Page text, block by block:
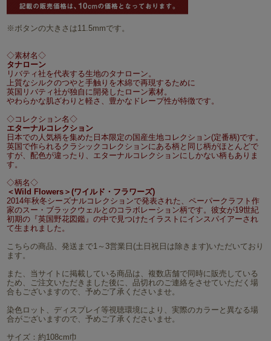
※ボタンの大きさは11.5mmです。
◇素材名◇
タナローン
リバティ社を代表する生地のタナローン。
上質なシルクのつやと手触りを木綿で再現するために
英国リバティ社が独自に開発したローン素材。
やわらかな肌ざわりと軽さ、豊かなドレープ性が特徴です。
◇コレクション名◇
エターナルコレクション
日本での人気柄を集めた日本限定の国産生地コレクション(定番柄)です。
英国で作られるクラシックコレクションにある柄と同じ柄がほとんどで
すが、配色が違ったり、エターナルコレクションにしかない柄もありま
す。
◇柄名◇
＜Wild Flowers＞(ワイルド・フラワーズ)
2014年秋冬シーズナルコレクションで発表された、ペーパークラフト作
家のスー・ブラックウェルとのコラボレーション柄です。彼女が19世紀
初期の『英国野花図鑑』の中で見つけたイラストにインスパイアーされ
て生まれました。
こちらの商品、発送まで1～3営業日(土日祝日は除きます)いただいており
ます。
また、当サイトに掲載している商品は、複数店舗で同時に販売している
ため、ご注文いただきました後に、品切れのご連絡をさせていただく場
合もございますので、予めご了承くださいませ。
染色ロット、ディスプレイ等視聴環境により、実際のカラーと異なる場
合がございますので、予めご了承くださいませ。
サイズ：約108cm巾